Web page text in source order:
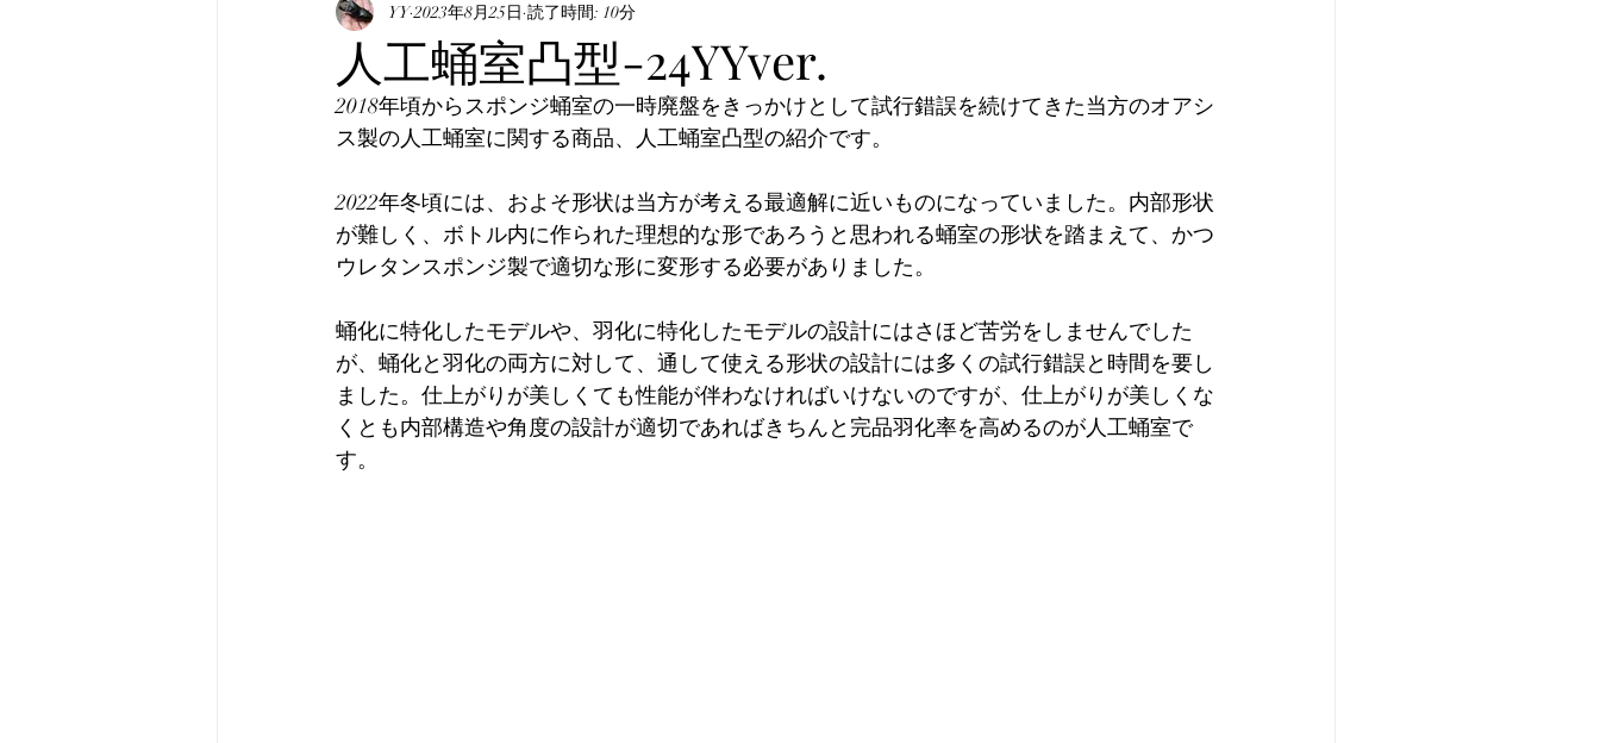
表記について マニュアル・飼育方法
真・みんなのホペイ みんなの自己満足写真 The Hopei Awards 2024 Hopei of the Year 2025
韓国産オオクワガタ 韓ビノ美形コンテスト Hopei of the Year 2026 ホペイ美形コンテスト
人工蛹室凸型-24YYver.
YY 2023年8月25日 読了時間: 10分
2018年頃からスポンジ蛹室の一時廃盤をきっかけとして試行錯誤を続けてきた当方のオアシ
ス製の人工蛹室に関する商品、人工蛹室凸型の紹介です。
2022年冬頃には、およそ形状は当方が考える最適解に近いものになっていました。内部形状
が難しく、ボトル内に作られた理想的な形であろうと思われる蛹室の形状を踏まえて、かつ
ウレタンスポンジ製で適切な形に変形する必要がありました。
蛹化に特化したモデルや、羽化に特化したモデルの設計にはさほど苦労をしませんでした
が、蛹化と羽化の両方に対して、通して使える形状の設計には多くの試行錯誤と時間を要し
ました。仕上がりが美しくても性能が伴わなければいけないのですが、仕上がりが美しくな
くとも内部構造や角度の設計が適切であればきちんと完品羽化率を高めるのが人工蛹室で
す。